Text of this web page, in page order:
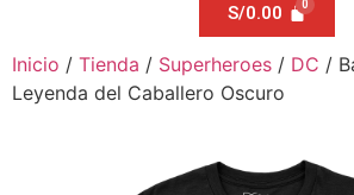
S/0.00
Inicio / Tienda / Superheroes / DC /
Leyenda del Caballero Oscuro